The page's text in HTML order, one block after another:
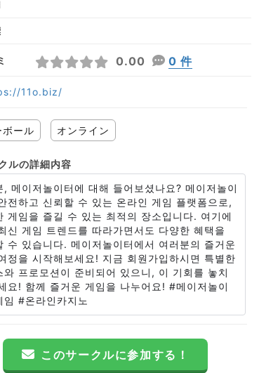
0.00 0 件
11o.biz/
ール オンライン
ルの詳細内容
, 메이저놀이터에 대해 들어보셨나요? 메이저놀이
전하고 신뢰할 수 있는 온라인 게임 플랫폼으로,
게임을 즐길 수 있는 최적의 장소입니다. 여기에
신 게임 트렌드를 따라가면서도 다양한 혜택을
수 있습니다. 메이저놀이터에서 여러분의 즐거운
정을 시작해보세요! 지금 회원가입하시면 특별한
와 프로모션이 준비되어 있으니, 이 기회를 놓치
요! 함께 즐거운 게임을 나누어요! #메이저놀이
임 #온라인카지노
このサークルに参加する！